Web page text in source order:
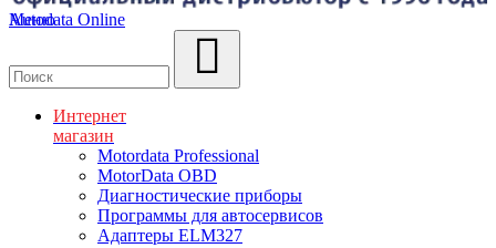
Autodata Online
Меню
Интернет
магазин
Motordata Professional
MotorData OBD
Диагностические приборы
Программы для автосервисов
Адаптеры ELM327